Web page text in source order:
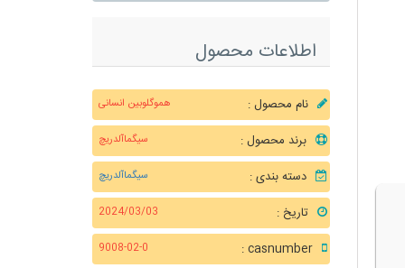
اطلاعات محصول
نام محصول : هموگلوبین انسانی
برند محصول : سیگماآلدریچ
دسته بندی : سیگماآلدریچ
تاریخ : 2024/03/03
casnumber :
9008-02-0